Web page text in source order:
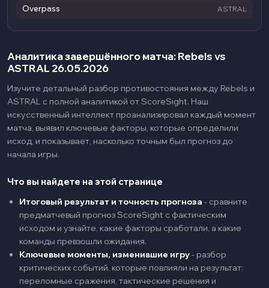
Overpass ASTRAL
Аналитика завершённого матча: Rebels vs
ASTRAL 26.05.2026
Изучите детальный разбор противостояния между Rebels и
ASTRAL с полной аналитикой от ScoreSight. Наш
искусственный интеллект проанализировал каждый момент
матча, выявил ключевые факторы, которые определили
исход, и показывает, насколько точным был прогноз до
начала игры.
Что вы найдете на этой странице
Итоговый результат и точность прогноза - сравните
предматчевый прогноз ScoreSight с фактическим
исходом и узнайте, какие факторы сработали, а какие
команды превзошли ожидания.
Ключевые моменты, изменившие игру- разбор
критических событий, которые повлияли на результат:
переломные сражения, тактические решения и